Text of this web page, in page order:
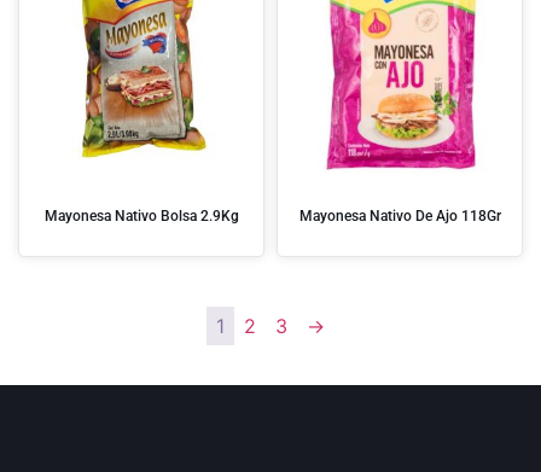
Mayonesa Nativo Bolsa 2.9Kg Mayonesa Nativo De Ajo 118Gr
1 2 3 →